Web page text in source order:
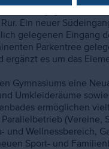
Ein neuer
gelegenen Eingang
Parkentree
es um das
Gymnasiums eine
Umkleideräume
ermöglichen
(Vereine,
und Wellnessbereich,
Sport- und